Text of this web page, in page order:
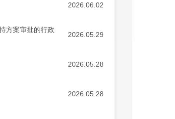
2026.06.02
方案审批的行政
2026.05.29
2026.05.28
2026.05.28